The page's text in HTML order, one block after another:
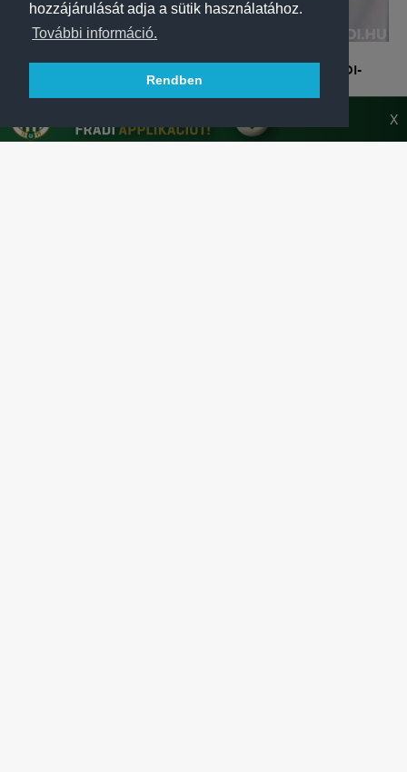
hozzájárulását adja a sütik használatához.
További információ.
Rendben
JÁTÉKOSAINK UTÁNAJÁRTAK, MIT REJT AZ ÚJ FRADI-
mezt és annak rejtett részleteit.
X